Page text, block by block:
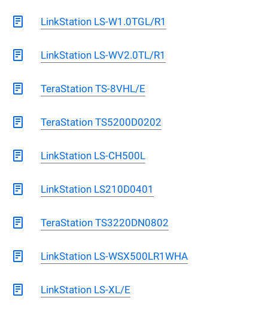
LinkStation LS-W1.0TGL/R1
LinkStation LS-WV2.0TL/R1
TeraStation TS-8VHL/E
TeraStation TS5200D0202
LinkStation LS-CH500L
LinkStation LS210D0401
TeraStation TS3220DN0802
LinkStation LS-WSX500LR1WHA
LinkStation LS-XL/E